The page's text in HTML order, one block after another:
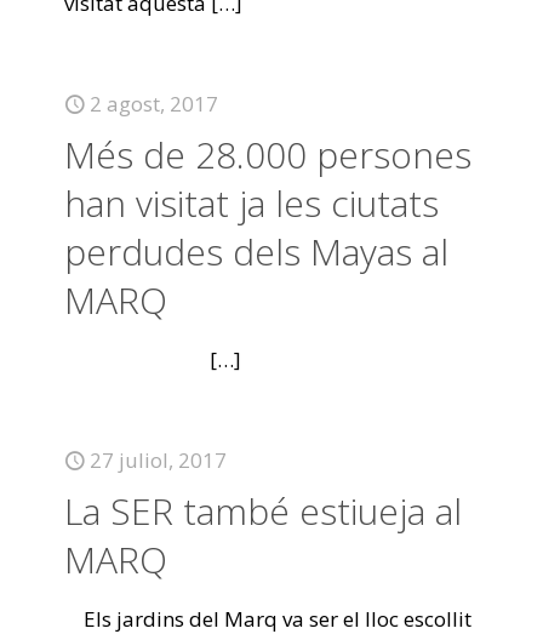
2 agost, 2017
Més de 28.000 persones
han visitat ja les ciutats
perdudes dels Mayas al
MARQ
[…]
27 juliol, 2017
La SER també estiueja al
MARQ
Els jardins del Marq va ser el lloc escollit